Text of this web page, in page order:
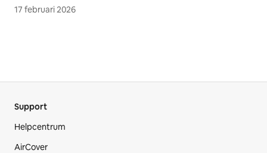
17 februari 2026
Support
Helpcentrum
AirCover